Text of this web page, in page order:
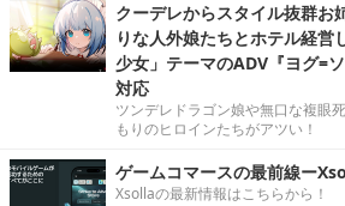
クーデレからスタイル抜群お
りな人外娘たちとホテル経営
少女」テーマのADV『ヨグ=
対応
ツンデレドラゴン娘や無口な複眼
もりのヒロインたちがアツい！
ゲームコマースの最前線ー
Xsollaの最新情報はこちらから！